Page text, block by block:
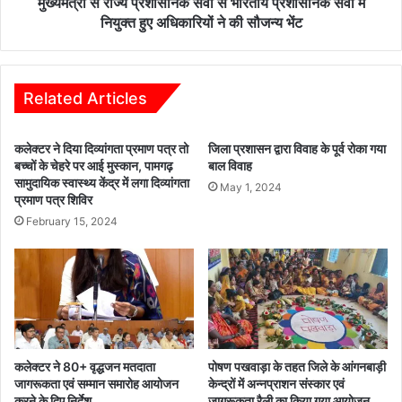
भा
ती
य
प्र
शा
स
नि
क
वा
में
नि
क्त
हु
नियुक्त हुए अधिकारियों ने की सौजन्य भेंट
Related Articles
कलेक्टर ने दिया दिव्यांगता प्रमाण पत्र तो
बच्चों के चेहरे पर आई मुस्कान, पामगढ़
सामुदायिक स्वास्थ्य केंद्र में लगा दिव्यांगता
प्रमाण पत्र शिविर
February 15, 2024
जिला प्रशासन द्वारा विवाह के पूर्व रोका गया
बाल विवाह
May 1, 2024
कलेक्टर ने 80+ वृद्धजन मतदाता
जागरूकता एवं सम्मान समारोह आयोजन
पोषण पखवाड़ा के तहत जिले के आंगनबाड़ी
केन्द्रों में अन्नप्राशन संस्कार एवं